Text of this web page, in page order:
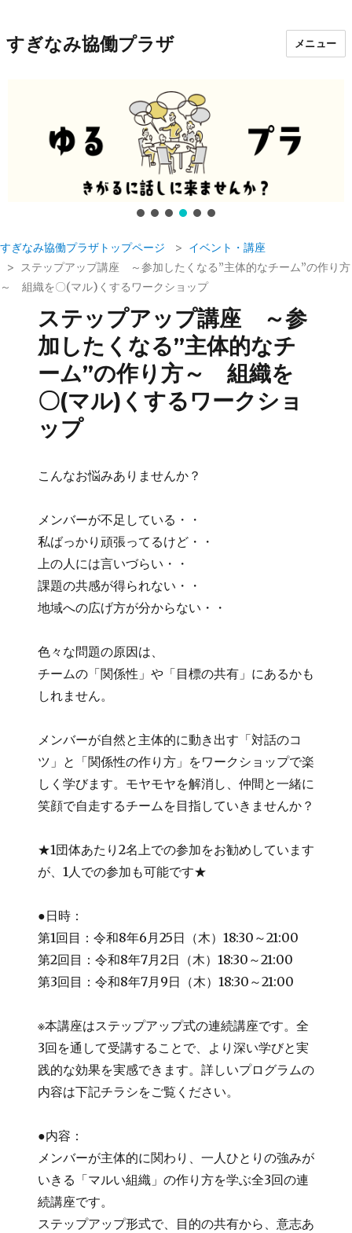
すぎなみ協働プラザ メニュー
すぎなみ協働プラザトップページ
イベント・講座
ステップアップ講座 ～参加したくなる”主体的なチーム”の作り方
～ 組織を〇(マル)くするワークショップ
ステップアップ講座 ～参
加したくなる”主体的なチ
ーム”の作り方～ 組織を
〇(マル)くするワークショ
ップ
こんなお悩みありませんか？
メンバーが不足している・・
私ばっかり頑張ってるけど・・
上の人には言いづらい・・
課題の共感が得られない・・
地域への広げ方が分からない・・
色々な問題の原因は、
チームの「関係性」や「目標の共有」にあるかも
しれません。
メンバーが自然と主体的に動き出す「対話のコ
ツ」と「関係性の作り方」をワークショップで楽
しく学びます。モヤモヤを解消し、仲間と一緒に
笑顔で自走するチームを目指していきませんか？
★1団体あたり2名上での参加をお勧めしています
が、1人での参加も可能です★
●日時：
第1回目：令和8年6月25日（木）18:30～21:00
第2回目：令和8年7月2日（木）18:30～21:00
第3回目：令和8年7月9日（木）18:30～21:00
※本講座はステップアップ式の連続講座です。全
3回を通して受講することで、より深い学びと実
践的な効果を実感できます。詳しいプログラムの
内容は下記チラシをご覧ください。
●内容：
メンバーが主体的に関わり、一人ひとりの強みが
いきる「マルい組織」の作り方を学ぶ全3回の連
続講座です。
ステップアップ形式で、目的の共有から、意志あ